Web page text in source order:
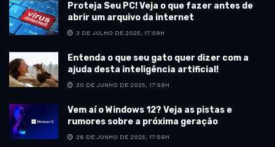
Proteja Seu PC! Veja o que fazer antes de
abrir um arquivo da internet
3 DE JULHO DE 2025, 17:59H
Entenda o que seu gato quer dizer com a
ajuda desta inteligência artificial!
30 DE JUNHO DE 2025, 17:59H
Vem aí o Windows 12? Veja as pistas e
rumores sobre a próxima geração
26 DE JUNHO DE 2025, 17:59H